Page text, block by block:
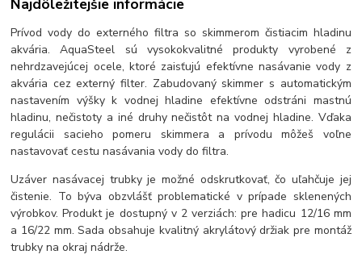
Najdôležitejšie informácie
Prívod vody do externého filtra so skimmerom čistiacim hladinu
akvária. AquaSteel sú vysokokvalitné produkty vyrobené z
nehrdzavejúcej ocele, ktoré zaisťujú efektívne nasávanie vody z
akvária cez externý filter. Zabudovaný skimmer s automatickým
nastavením výšky k vodnej hladine efektívne odstráni mastnú
hladinu, nečistoty a iné druhy nečistôt na vodnej hladine. Vďaka
regulácii sacieho pomeru skimmera a prívodu môžeš voľne
nastavovať cestu nasávania vody do filtra.
Uzáver nasávacej trubky je možné odskrutkovať, čo uľahčuje jej
čistenie. To býva obzvlášť problematické v prípade sklenených
výrobkov. Produkt je dostupný v 2 verziách: pre hadicu 12/16 mm
a 16/22 mm. Sada obsahuje kvalitný akrylátový držiak pre montáž
trubky na okraj nádrže.